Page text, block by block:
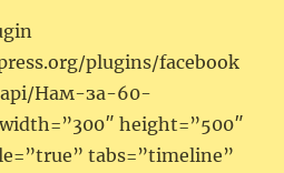
plugins/facebook
Нам-за-60-
height=”500″
tabs=”timeline”